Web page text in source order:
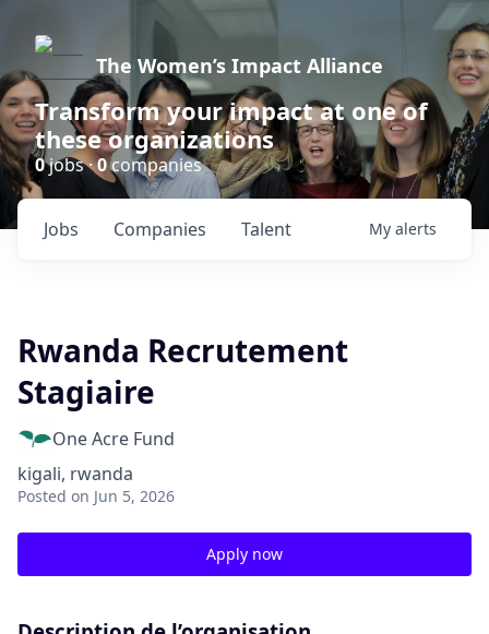
The Women’s Impact Alliance
Transform your impact at one of
these organizations
0jobs ·0companies
Jobs Companies Talent My alerts
Rwanda Recrutement
Stagiaire
One Acre Fund
kigali, rwanda
Posted on Jun 5, 2026
Apply now